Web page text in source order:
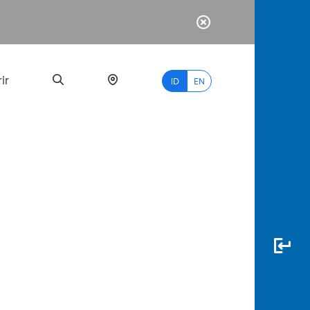
ID EN
myBCA